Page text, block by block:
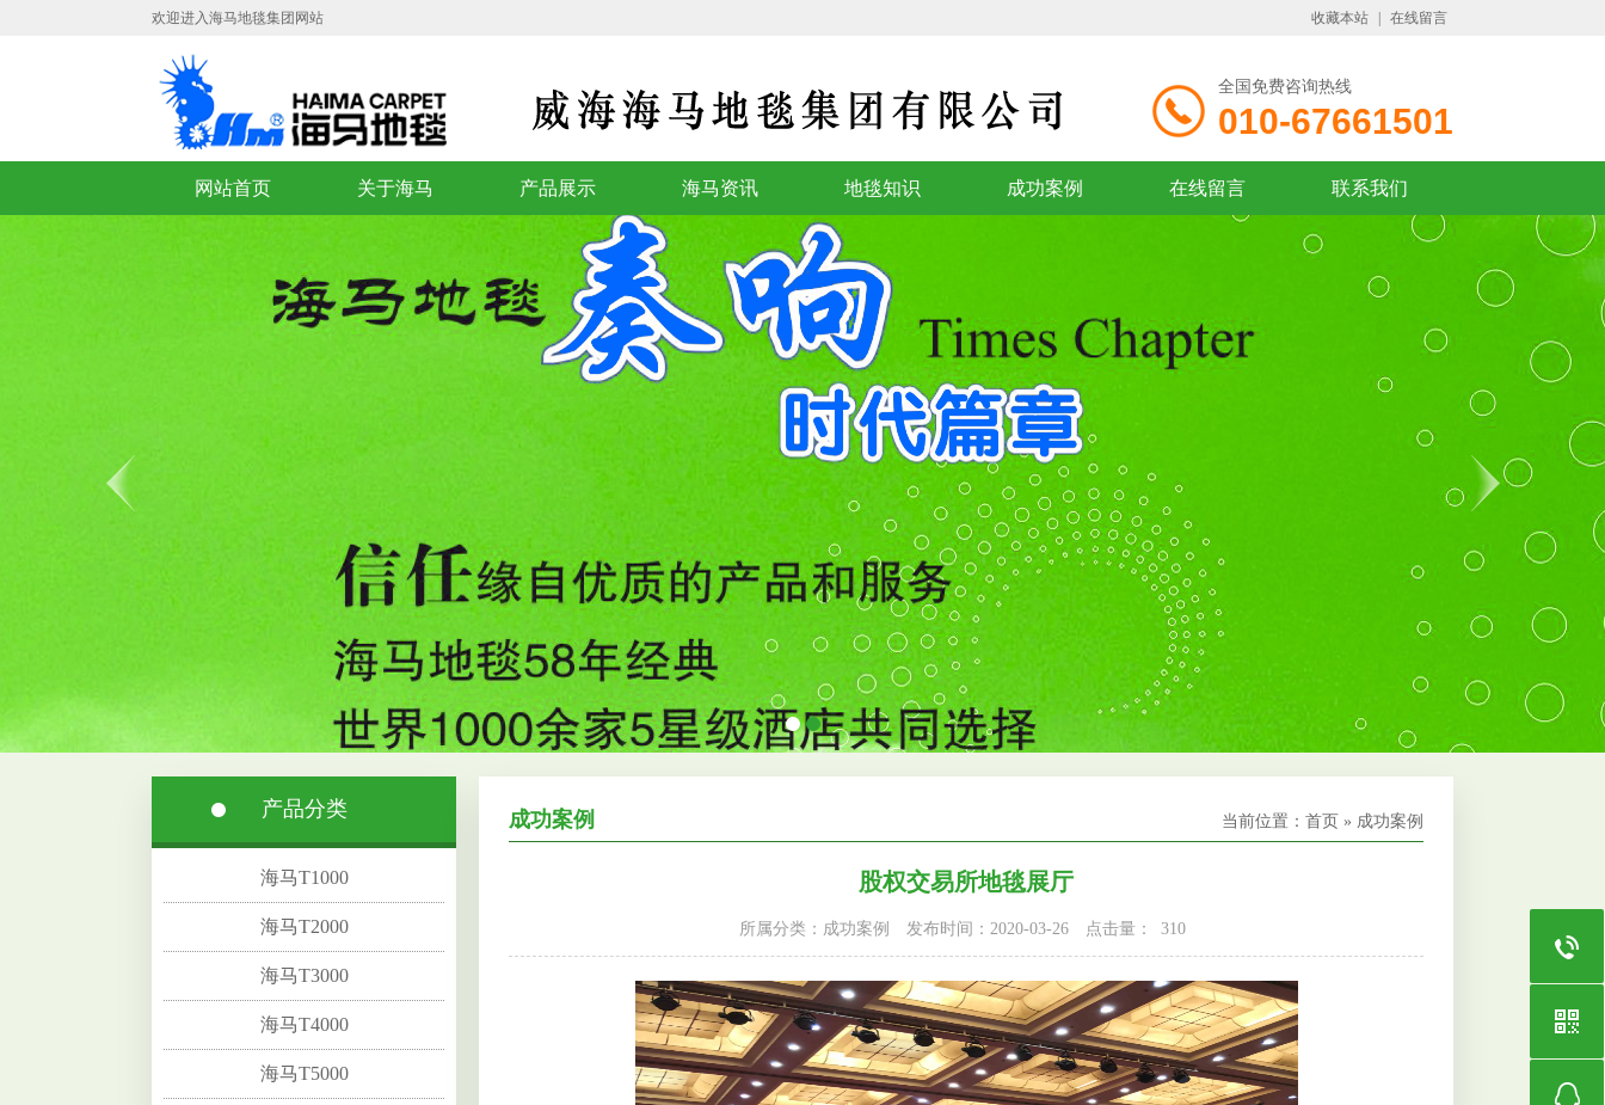
欢迎进入海马地毯集团网站 收藏本站 在线留言
全国免费咨询热线
010-67661501
网站首页 关于海马 产品展示 海马资讯 地毯知识 成功案例 在线留言 联系我们
产品分类
海马T1000
海马T2000
海马T3000
海马T4000
海马T5000
成功案例 当前位置： 首页 » 成功案例
股权交易所地毯展厅
所属分类：成功案例 发布时间：2020-03-26 点击量： 310